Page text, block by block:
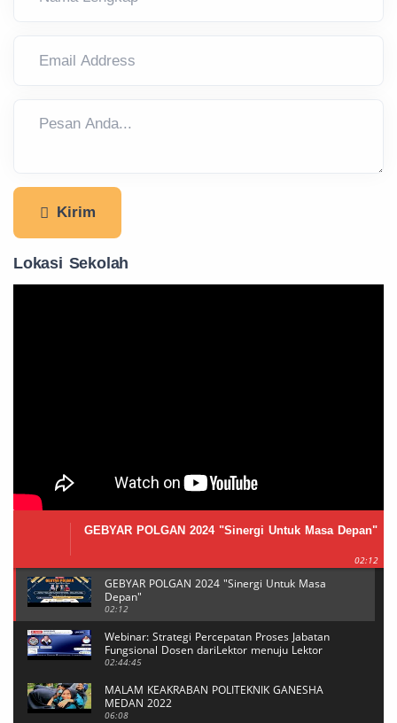
Kirim
Lokasi Sekolah
GEBYAR POLGAN 2024 "Sinergi Untuk Masa Depan"
02:12
GEBYAR POLGAN 2024 "Sinergi Untuk Masa
Depan"
02:12
Webinar: Strategi Percepatan Proses Jabatan
Fungsional Dosen dariLektor menuju Lektor
Kepala
02:44:45
MALAM KEAKRABAN POLITEKNIK GANESHA
MEDAN 2022
06:08